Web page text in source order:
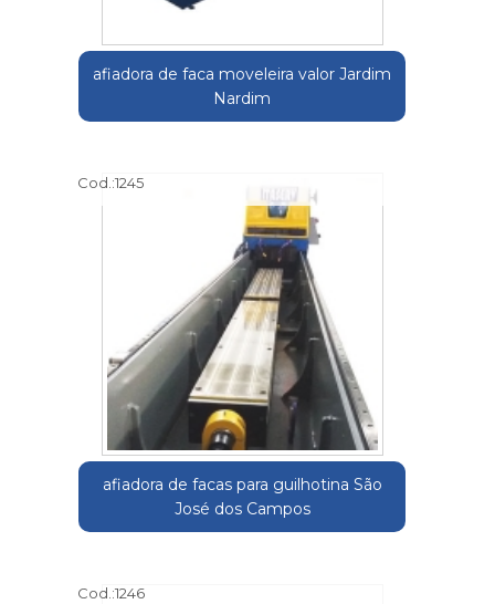
afiadora de faca moveleira valor Jardim
Nardim
Cod.:1245
afiadora de facas para guilhotina São
José dos Campos
Cod.:1246